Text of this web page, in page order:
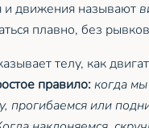
и движения называют
плавно, без
телу, как
правило:когда
прогибаемся или